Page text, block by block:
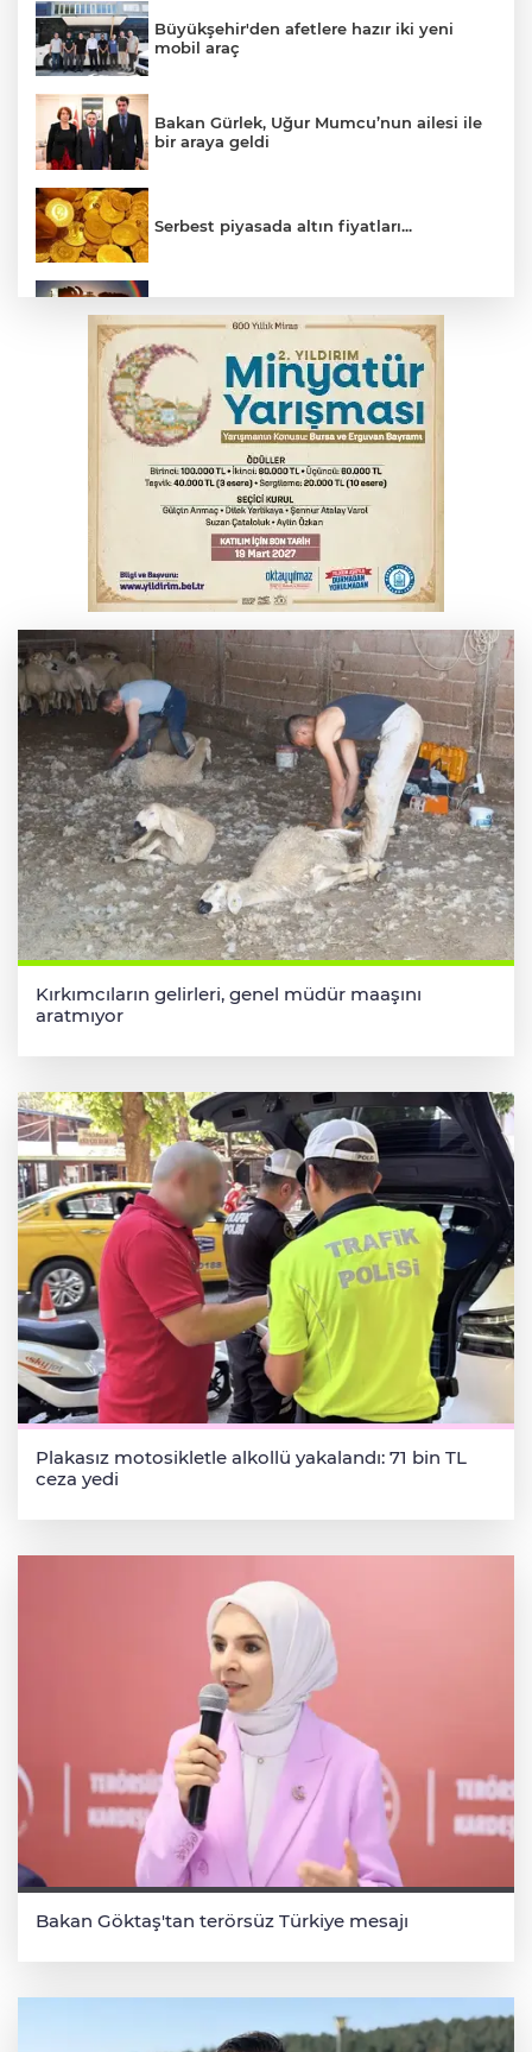
Büyükşehir'den afetlere hazır iki yeni
mobil araç
Bakan Gürlek, Uğur Mumcu’nun ailesi ile
bir araya geldi
Serbest piyasada altın fiyatları...
Bursa’da bugün hava nasıl olacak?
Osmangazi’de iş arayanlara destek
Yargıtay’dan primle çalışanlara müjde
YENİ Parti Genel Başkanı Özel'den
Çerçeve Yasa yorumu
Kırkımcıların gelirleri, genel müdür maaşını
aratmıyor
Plakasız motosikletle alkollü yakalandı: 71 bin TL
ceza yedi
Bakan Göktaş'tan terörsüz Türkiye mesajı